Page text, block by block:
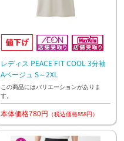
レディス PEACE FIT COOL 3分袖
Aベージュ S～2XL
この商品にはバリエーションがありま
す。
本体価格780円 （税込価格858円）